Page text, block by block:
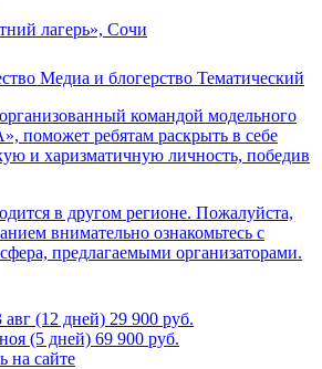
лагерь», Сочи
Медиа и блогерство Тематический
командой модельного
поможет ребятам раскрыть в себе
и харизматичную личность, победив
в другом регионе. Пожалуйста,
внимательно ознакомьтесь с
предлагаемыми организаторами.
авг (12 дней) 29 900 руб.
(5 дней) 69 900 руб.
на сайте